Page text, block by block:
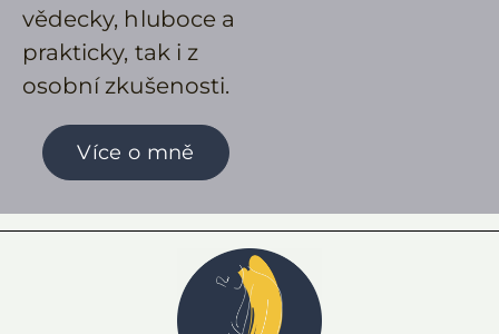
vědecky, hluboce a
prakticky, tak i z
osobní zkušenosti.
Více o mně